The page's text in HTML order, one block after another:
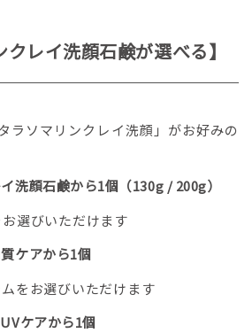
クレイ洗顔石鹸が選べる】
ラソマリンクレイ洗顔」がお好みの
洗顔石鹸から1個（130g / 200g）
選びいただけます
ケアから1個
をお選びいただけます
ケアから1個